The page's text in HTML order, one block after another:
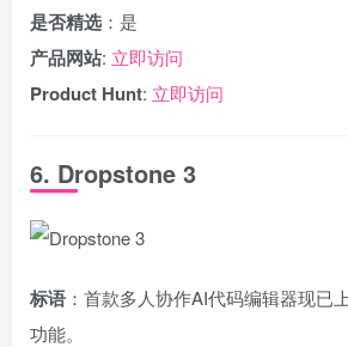
是否精选 ：是
产品网站: 立即访问
Product Hunt: 立即访问
6. Dropstone 3
标语 ：首款多人协作AI代码编辑器现已
功能。